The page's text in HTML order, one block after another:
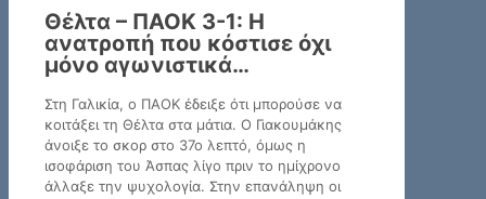
Θέλτα – ΠΑΟΚ 3-1: Η
ανατροπή που κόστισε όχι
μόνο αγωνιστικά…
Στη Γαλικία, ο ΠΑΟΚ έδειξε ότι μπορούσε να
κοιτάξει τη Θέλτα στα μάτια. Ο Γιακουμάκης
άνοιξε το σκορ στο 37ο λεπτό, όμως η
ισοφάριση του Άσπας λίγο πριν το ημίχρονο
άλλαξε την ψυχολογία. Στην επανάληψη οι